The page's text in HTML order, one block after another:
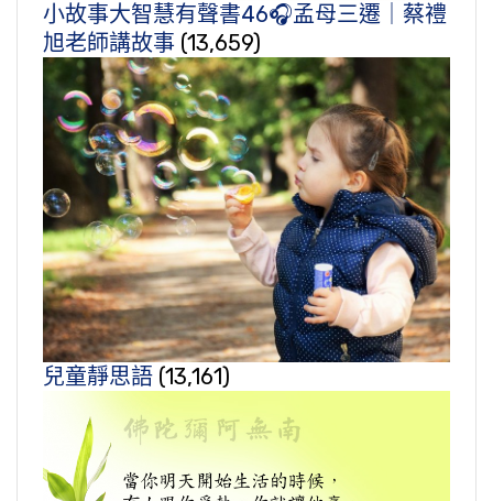
小故事大智慧有聲書46🎧孟母三遷｜蔡禮
旭老師講故事 (13,659)
兒童靜思語 (13,161)